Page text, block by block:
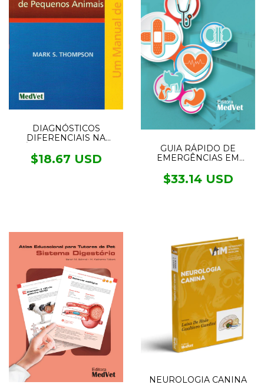
DIAGNÓSTICOS
DIFERENCIAIS NA
ANIMAIS
$18.67 USD
GUIA RÁPIDO DE
EMERGÊNCIAS EM
$33.14 USD
NEUROLOGIA CANINA